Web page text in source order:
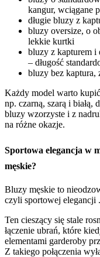
kangur, wciągane
długie bluzy z
bluzy oversize, o
lekkie kurtki
bluzy z kapturem i
– długość
bluzy bez kaptura,
Każdy model warto
np. czarną, szarą i białą,
bluzy wzorzyste i z
na różne okazje.
Sportowa elegancja w
męskie?
Bluzy męskie to
czyli sportowej elegancji .
Ten cieszący się stale
łączenie ubrań, które
elementami garderoby
Z takiego połączenia